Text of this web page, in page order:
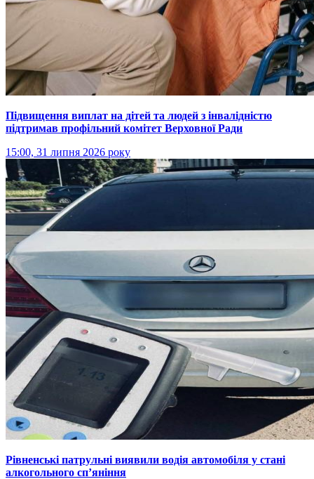
Підвищення виплат на дітей та людей з інвалідністю
підтримав профільний комітет Верховної Ради
15:00, 31 липня 2026 року
Рівненські патрульні виявили водія автомобіля у стані
алкогольного сп’яніння